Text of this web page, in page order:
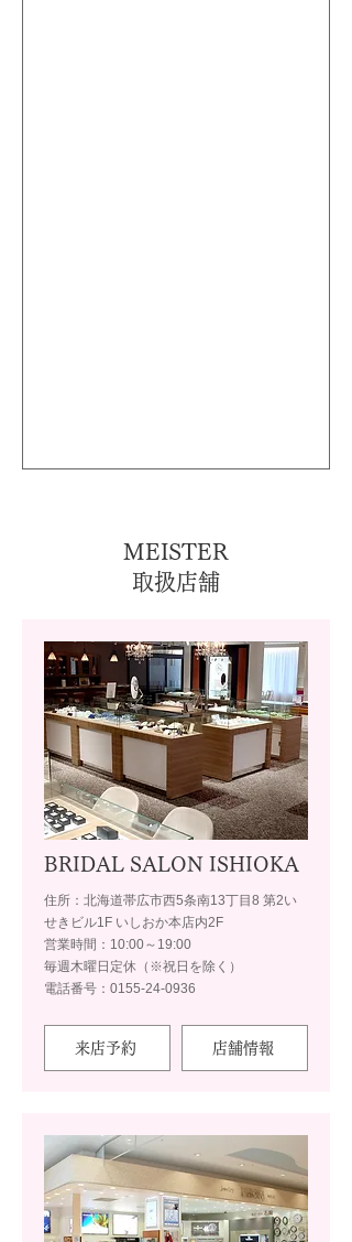
MEISTER
取扱店舗
BRIDAL SALON ISHIOKA
住所：北海道帯広市西5条南13丁目8 第2い
せきビル1F いしおか本店内2F
営業時間：10:00～19:00
毎週木曜日定休（※祝日を除く）
電話番号：0155-24-0936
来店予約 店舗情報